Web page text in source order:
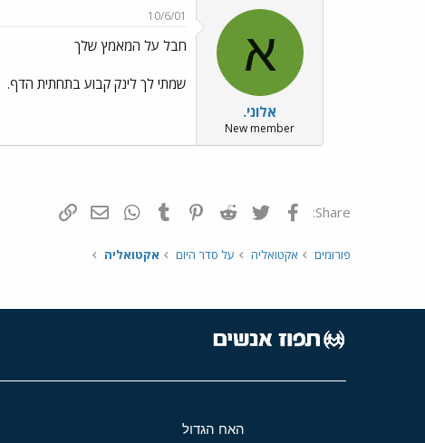
א
אלוני.
New member
10/6/01
חבל על המאמץ שלך
שמתי לך לינק קבוע בתחתית הדף.
Share: פייסבוק Twitter
Reddit
Pinterest
Tumblr
WhatsAppדואר אלקטרוני
פורומים אקטואליה על סדר היום אקטואליה
האח הגדול